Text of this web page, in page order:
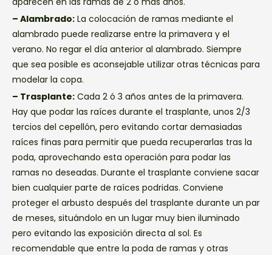
– Alambrado: La colocación de ramas mediante el
alambrado puede realizarse entre la primavera y el
verano. No regar el día anterior al alambrado. Siempre
que sea posible es aconsejable utilizar otras técnicas para
modelar la copa.
– Trasplante: Cada 2 ó 3 años antes de la primavera.
Hay que podar las raíces durante el trasplante, unos 2/3
tercios del cepellón, pero evitando cortar demasiadas
raíces finas para permitir que pueda recuperarlas tras la
poda, aprovechando esta operación para podar las
ramas no deseadas. Durante el trasplante conviene sacar
bien cualquier parte de raíces podridas. Conviene
proteger el arbusto después del trasplante durante un par
de meses, situándolo en un lugar muy bien iluminado
pero evitando las exposición directa al sol. Es
recomendable que entre la poda de ramas y otras